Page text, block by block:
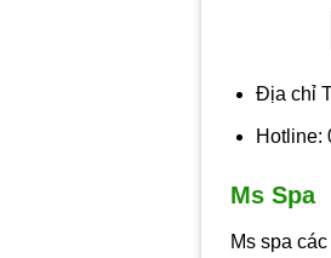
Địa chỉ
Hotline:
Ms Spa
Ms spa